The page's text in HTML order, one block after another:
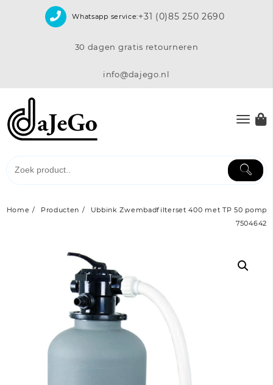
Whatsapp service:+31 (0)85 250 2690
30 dagen gratis retourneren
info@dajego.nl
Home Producten
Ubbink Zwembadfilterset 400 met TP 50 pomp
7504642